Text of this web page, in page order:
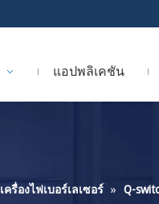
แอปพลิเคชัน
เครื่องไฟเบอร์เลเซอร์ » Q-